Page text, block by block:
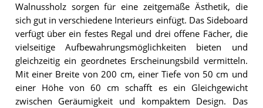
Walnussholz sorgen für eine zeitgemäße Ästhetik, die
sich gut in verschiedene Interieurs einfügt. Das Sideboard
verfügt über ein festes Regal und drei offene Fächer, die
vielseitige Aufbewahrungsmöglichkeiten bieten und
gleichzeitig ein geordnetes Erscheinungsbild vermitteln.
Mit einer Breite von 200 cm, einer Tiefe von 50 cm und
einer Höhe von 60 cm schafft es ein Gleichgewicht
zwischen Geräumigkeit und kompaktem Design. Das